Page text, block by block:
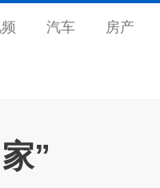
汽车 房产
”